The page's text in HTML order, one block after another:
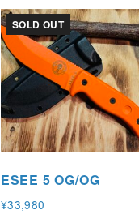
SOLD OUT
ESEE 5 OG/OG
¥33,980